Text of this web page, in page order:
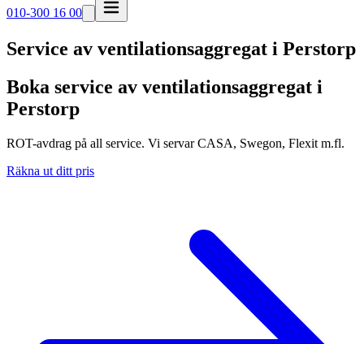
010-300 16 00
Service av ventilationsaggregat i Perstorp
Boka service av ventilationsaggregat i
Perstorp
ROT-avdrag på all service. Vi servar CASA, Swegon, Flexit m.fl.
Räkna ut ditt pris